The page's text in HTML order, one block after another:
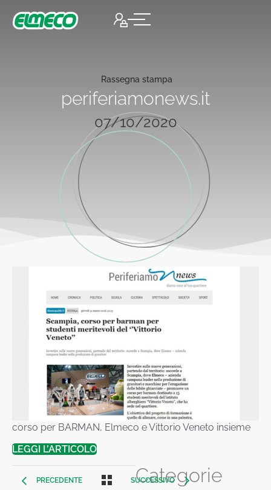
07/10/2020
Rassegna stampa
periferiamonews.it
corso per BARMAN, Elmeco e Vittorio Veneto insieme
LEGGI L’ARTICOLO
PRECEDENTE SUCCESSIVO
Categorie